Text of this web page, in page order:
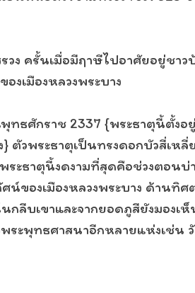
วง ครั้นเมื่อมีฤาษีไปอาศัยอยู่ช
งเมืองหลวงพระบาง
ทธศักราช 2337 {พระธาตุนี้ตั้ง
ตัวพระธาตุเป็นทรงดอกบัวสี่เ
ระธาตุนี้งดงามที่สุดคือช่วงตอน
น์ของเมืองหลวงพระบาง ด้าน
กลีบเขาและจากยอดภูสียังมอง
ระพุทธศาสนาอีกหลายแห่งเช่